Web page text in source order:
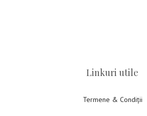
Linkuri utile
Termene & Condiții